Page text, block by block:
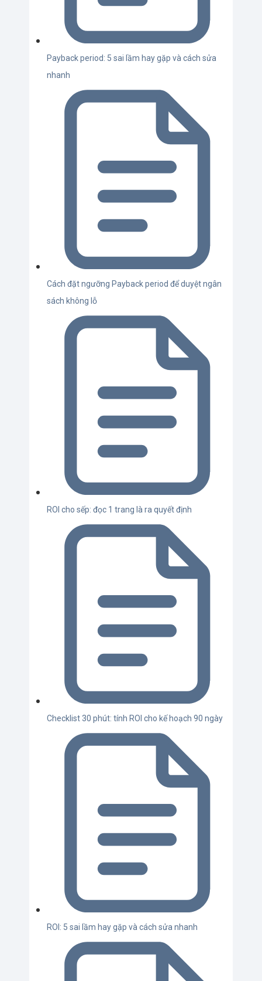
Payback period: 5 sai lầm hay gặp và cách sửa
nhanh
Cách đặt ngưỡng Payback period để duyệt ngân
sách không lỗ
ROI cho sếp: đọc 1 trang là ra quyết định
Checklist 30 phút: tính ROI cho kế hoạch 90 ngày
ROI: 5 sai lầm hay gặp và cách sửa nhanh